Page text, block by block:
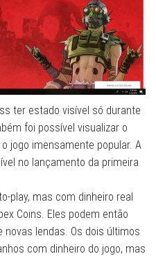
ter estado visível só durante
foi possível visualizar o
jogo imensamente popular. A
no lançamento da primeira
play, mas com dinheiro real
Coins. Eles podem então
novas lendas. Os dois últimos
com dinheiro do jogo, mas